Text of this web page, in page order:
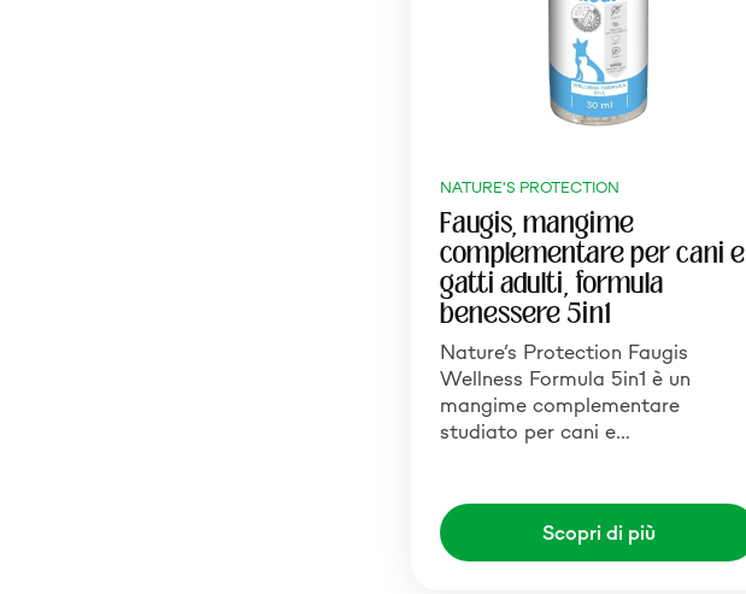
NATURE'S PROTECTION
Faugis, mangime
complementare per cani e
gatti adulti, formula
benessere 5in1
Nature’s Protection Faugis
Wellness Formula 5in1 è un
mangime complementare
studiato per cani e…
Scopri di più